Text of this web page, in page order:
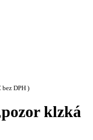
bez DPH )
klzká